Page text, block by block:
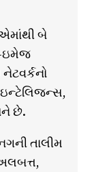
બે
ઇમેજ
છે.
તાલીમ